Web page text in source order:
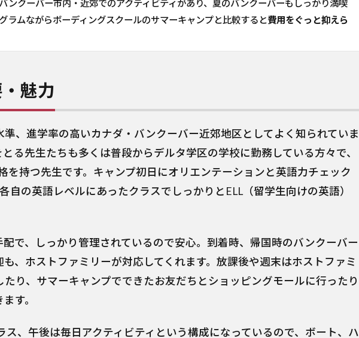
ンクーバー市内・近郊でのアクティビティがあり、夏のバンクーバーもしっかり満喫
ラムながらボーディングスクールのサマーキャンプと比較すると費用をぐっと抑えら
魅力
、進学率の高いカナダ・バンクーバー近郊地区としてよく知られていま
る先生たちも多くは普段からデルタ学区の学校に勤務している方々で、
を持つ先生です。キャンプ初日にオリエンテーションと英語力チェック
自の英語レベルにあったクラスでしっかりとELL（留学生向けの英語）
で、しっかり管理されているので安心。到着時、帰国時のバンクーバー
、ホストファミリーが対応してくれます。放課後や週末はホストファミ
たり、サマーキャンプでできたお友だちとショッピングモールに行ったり
す。
ス、午後は毎日アクティビティという構成になっているので、ボート、ハ